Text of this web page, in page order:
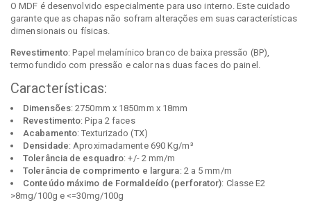
O MDF é desenvolvido especialmente para uso interno. Este cuidado
garante que as chapas não sofram alterações em suas características
dimensionais ou físicas.
Revestimento: Papel melamínico branco de baixa pressão (BP),
termofundido com pressão e calor nas duas faces do painel.
Características:
Dimensões: 2750mm x 1850mm x 18mm
Revestimento: Pipa 2 faces
Acabamento: Texturizado (TX)
Densidade: Aproximadamente 690 Kg/m³
Tolerância de esquadro: +/- 2 mm/m
Tolerância de comprimento e largura: 2 a 5 mm/m
Conteúdo máximo de Formaldeído (perforator): Classe E2
>8mg/100g e <=30mg/100g